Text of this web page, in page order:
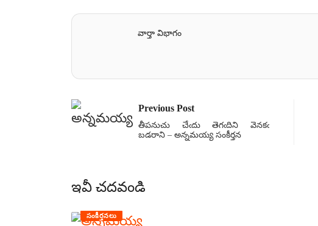
వార్తా విభాగం
Previous Post
తీపనుచు చేఁదు తెగఁదిని వెనకఁ
బడరాని – అన్నమయ్య సంకీర్తన
ఇవీ చదవండి
సంకీర్తనలు